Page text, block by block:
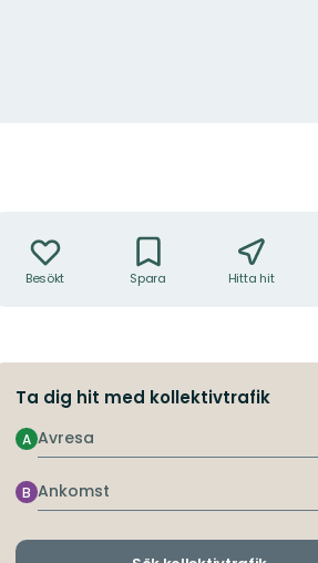
Besökt Spara Hitta hit
Ta dig hit med kollektivtrafik
Avresa
A
Ankomst
B